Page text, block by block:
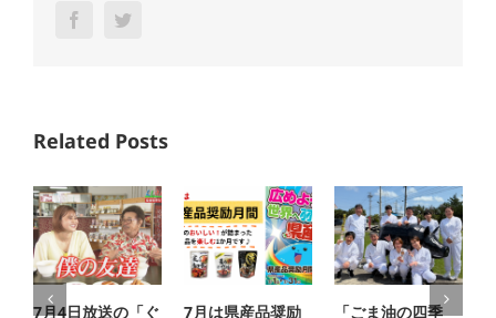
Facebook
Related Posts
7月4日放送の「ぐ 7月は県産品奨励 「ごま油の四季